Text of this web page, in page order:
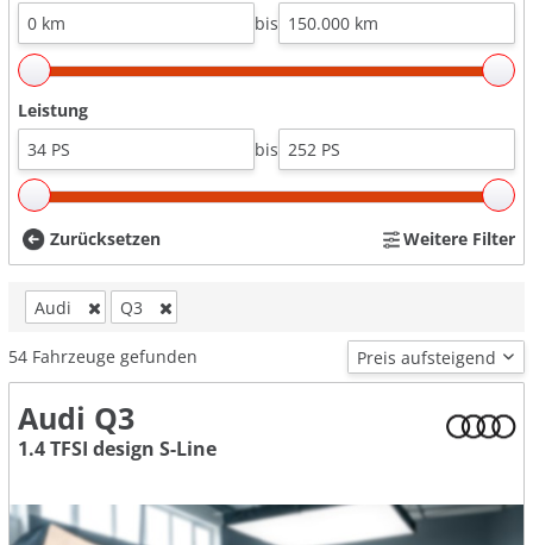
bis
Leistung
bis
Zurücksetzen Weitere Filter
Audi Q3
54 Fahrzeuge gefunden
Audi Q3
1.4 TFSI design S-Line